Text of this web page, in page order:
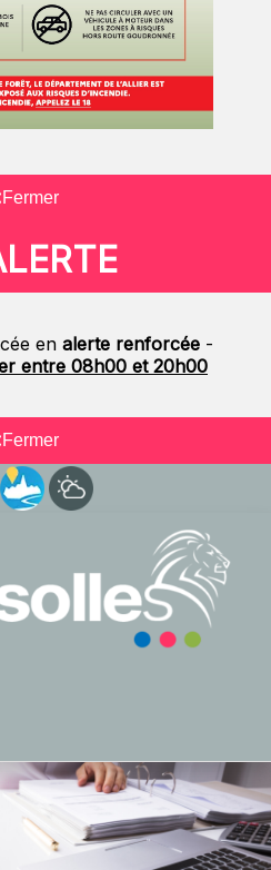
Fermer
en alerte renforcée -
entre 08h00 et 20h00
Fermer